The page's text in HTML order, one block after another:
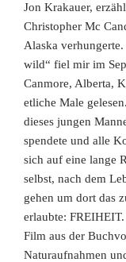
Jon Krakauer,
Christopher Mc
Alaska
wild“ fiel mir im
Canmore, Alberta,
etliche Male
dieses jungen
spendete und alle
sich auf eine lange
selbst, nach dem
gehen um dort das
erlaubte:
Film aus der
Naturaufnahmen